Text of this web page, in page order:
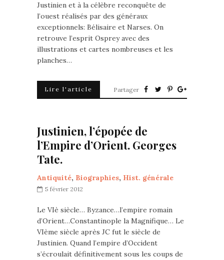
Justinien et à la célèbre reconquête de
l’ouest réalisés par des généraux
exceptionnels: Bélisaire et Narses. On
retrouve l’esprit Osprey avec des
illustrations et cartes nombreuses et les
planches…
Lire l'article Partager
Justinien, l’épopée de
l’Empire d’Orient. Georges
Tate.
Antiquité, Biographies, Hist. générale
5 février 2012
Le VIè siècle… Byzance…l’empire romain
d’Orient…Constantinople la Magnifique… Le
VIème siècle après JC fut le siècle de
Justinien. Quand l’empire d’Occident
s’écroulait définitivement sous les coups de